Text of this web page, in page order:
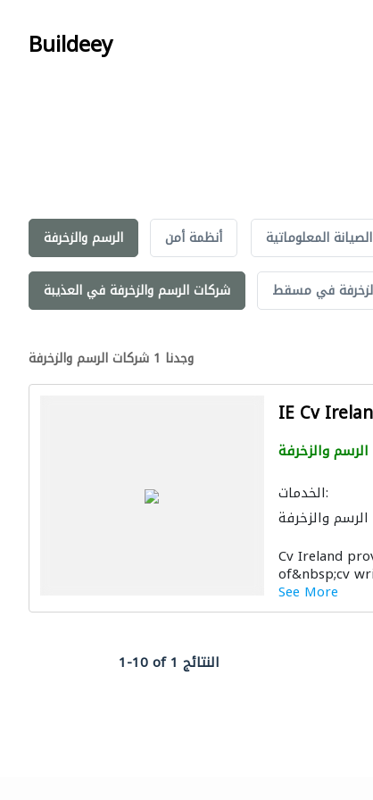
Buildeey
الرسم والزخرفة أنظمة أمن الصيانة المعلوماتية
شركات الرسم والزخرفة في العذيبة في مسقط
وجدنا 1 شركات الرسم والزخرفة
IE Cv
الرسم والزخرفة
الخدمات:
الرسم والزخرفة
Cv Ireland
of&nbsp;cv
See More
1-10 of 1 النتائج